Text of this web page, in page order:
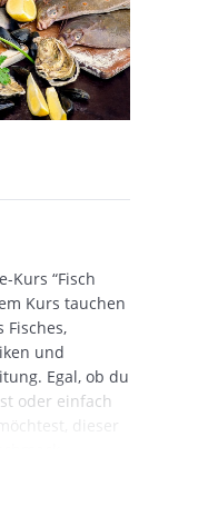
Kurs “Fisch
Kurs tauchen
und
Egal, ob du
oder einfach
dieser
vielseitig,